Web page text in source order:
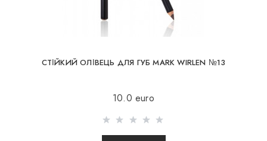
СТІЙКИЙ ОЛІВЕЦЬ ДЛЯ ГУБ MARK WIRLEN №13
10.0 euro